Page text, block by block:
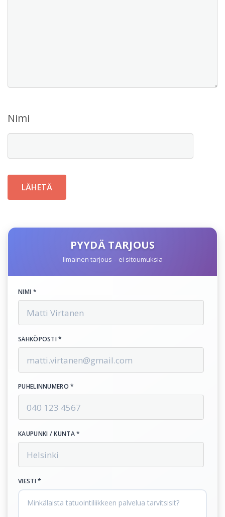
Nimi
PYYDÄ TARJOUS
Ilmainen tarjous – ei sitoumuksia
NIMI *
SÄHKÖPOSTI *
PUHELINNUMERO *
KAUPUNKI / KUNTA *
VIESTI *